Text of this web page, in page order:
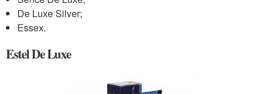
De Luxe Silver;
Essex.
Estel De Luxe